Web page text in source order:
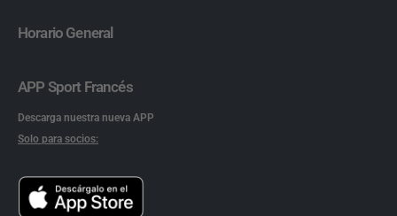
Horario General
APP Sport Francés
Descarga nuestra nueva APP
Solo para socios: